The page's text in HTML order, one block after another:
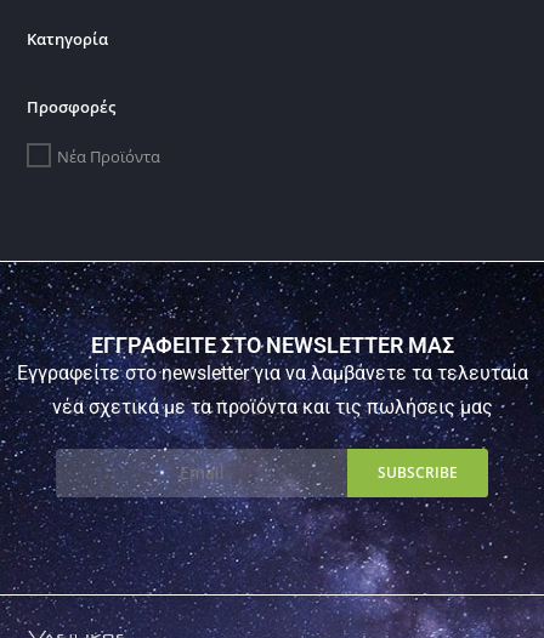
Κωδικός προϊόντος:9020052350
Εναλλακτικός κωδικός:M32_MARK-4_FG
Λιανική:369,90€
Σε απόθεμα